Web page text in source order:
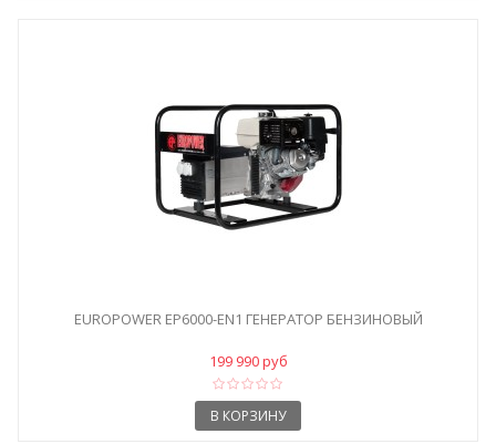
EUROPOWER EP6000-EN1 ГЕНЕРАТОР БЕНЗИНОВЫЙ
199 990 руб
В КОРЗИНУ